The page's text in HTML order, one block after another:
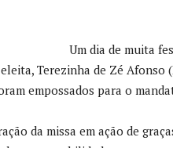
Um dia de muita
Terezinha de Zé Afonso
empossados para o
da missa em ação de